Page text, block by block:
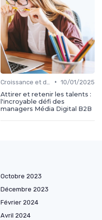
• 10/01/2025
Attirer et retenir les talents :
l'incroyable défi des
managers Média Digital B2B
Octobre 2023
Décembre 2023
Février 2024
Avril 2024